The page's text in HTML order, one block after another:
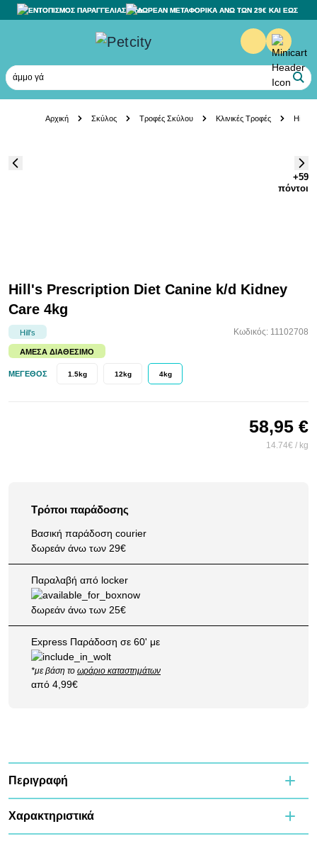
ΕΝΤΟΠΙΣΜΟΣ ΠΑΡΑΓΓΕΛΙΑΣ ΔΩΡΕΑΝ ΜΕΤΑΦΟΡΙΚΑ ΑΝΩ ΤΩΝ 29€ ΚΑΙ ΕΩΣ
άμμο γάτας
Αρχική Σκύλος Τροφές Σκύλου Κλινικές Τροφές Hill's
+59
πόντοι
Hill's Prescription Diet Canine k/d Kidney
Care 4kg
Hill's Κωδικός: 11102708
ΆΜΕΣΑ ΔΙΑΘΈΣΙΜΟ
ΜΈΓΕΘΟΣ 1.5kg 12kg 4kg
58,95 €
14.74€ / kg
Τρόποι παράδοσης
Βασική παράδοση courier
δωρεάν άνω των 29€
Παραλαβή από locker
δωρεάν άνω των 25€
Express Παράδοση σε 60' με
*με βάση το ωράριο καταστημάτων
από 4,99€
Περιγραφή
Χαρακτηριστικά